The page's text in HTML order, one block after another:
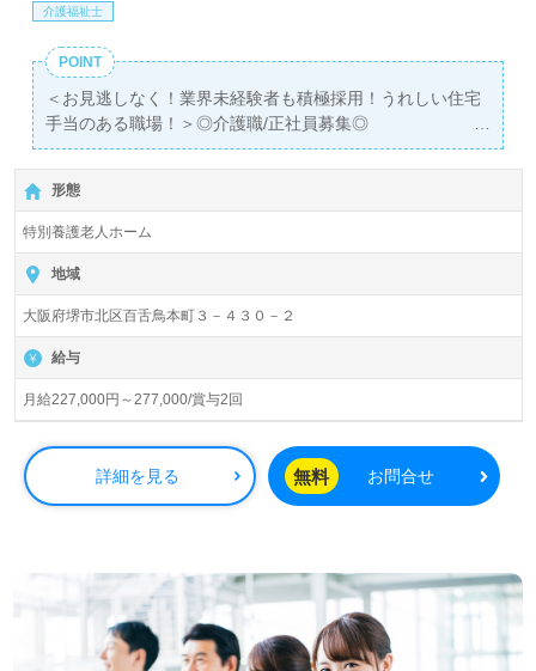
介護福祉士
POINT
＜お見逃しなく！業界未経験者も積極採用！うれしい住宅
手当のある職場！＞◎介護職/正社員募集◎
【月給227,000円～277,000/賞与2回】＊初任者研修以上有
資格者向け求人＊『百舌鳥駅』徒歩8分。お車通勤可能で
す。
入居定員80名（ユニット型/全室個室）『特別養護老人ホー
ムグリーンハウス』社会福祉法人桜会（本部：大阪府堺
市）様の運営です。大阪府を中心に特別養護老人ホーム、
デイサービス、ショートステイ、居宅介護支援事業を展開
されています。
◎豊富な現場経験×高い知識/技術を持つ職員様による監修
の元、実務に役立つ研修プラン推進の事業所様！◎
看護助手や介護職経験のある方はもちろん、これから介護
職を目指される方も幅広く募集します。特別養護老人ホー
ムでの勤務経験は問いません。幅広い年代層の職員様が活
うれしいポイント！『ご利用者様のお役に立ちたい、資格/
経験を活かしたい』『介護知識や技術力を高めたい、働き
ながらキャリアアップを目指したい』『転職で施設形態や
環境を変えて働きたい』等の方も大歓迎です。募集詳細
形態
特別養護老人ホーム
地域
大阪府堺市北区百舌鳥本町３－４３０－２
給与
月給227,000円～277,000/賞与2回
詳細を見る 無料 お問合せ